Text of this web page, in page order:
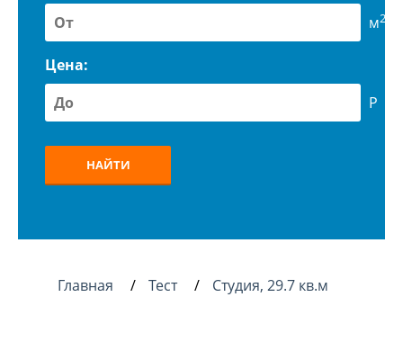
м2
Цена:
Р
НАЙТИ
Главная Тест Студия, 29.7 кв.м